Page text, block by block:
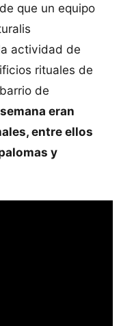
que un equipo
actividad de
rituales de
de
eran
entre ellos
y